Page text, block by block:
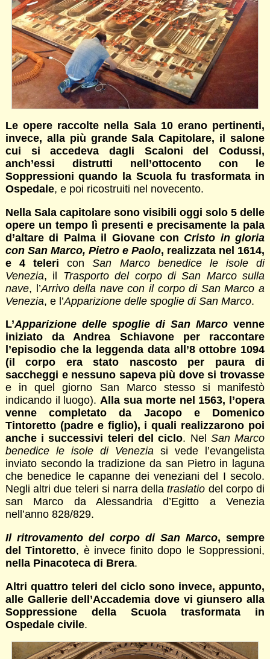
Le opere raccolte nella Sala 10 erano pertinenti,
invece, alla più grande Sala Capitolare, il salone
cui si accedeva dagli Scaloni del Codussi,
anch’essi distrutti nell’ottocento con le
Soppressioni quando la Scuola fu trasformata in
Ospedale, e poi ricostruiti nel novecento.
Nella Sala capitolare sono visibili oggi solo 5 delle
opere un tempo lì presenti e precisamente la pala
d’altare di Palma il Giovane con Cristo in gloria
con San Marco, Pietro e Paolo, realizzata nel 1614,
e 4 teleri conSan Marco benedice le isole di
Venezia, il Trasporto del corpo di San Marco sulla
nave, l’Arrivo della nave con il corpo di San Marco a
Venezia, e l’Apparizione delle spoglie di San Marco.
L’Apparizione delle spoglie di San Marco venne
iniziato da Andrea Schiavone per raccontare
l’episodio che la leggenda data all’8 ottobre 1094
(il corpo era stato nascosto per paura di
saccheggi e nessuno sapeva più dove si trovasse
e in quel giorno San Marco stesso si manifestò
indicando il luogo).Alla sua morte nel 1563, l’opera
venne completato da Jacopo e Domenico
Tintoretto (padre e figlio), i quali realizzarono poi
anche i successivi teleri del ciclo. Nel San Marco
benedice le isole di Venezia si vede l’evangelista
inviato secondo la tradizione da san Pietro in laguna
che benedice le capanne dei veneziani del I secolo.
Negli altri due teleri si narra dellatraslatio del corpo di
san Marco da Alessandria d’Egitto a Venezia
nell’anno 828/829.
Il ritrovamento del corpo di San Marco, sempre
del Tintoretto, è invece finito dopo le Soppressioni,
nella Pinacoteca di Brera.
Altri quattro teleri del ciclo sono invece, appunto,
alle Gallerie dell’Accademia dove vi giunsero alla
Soppressione della Scuola trasformata in
Ospedale civile.